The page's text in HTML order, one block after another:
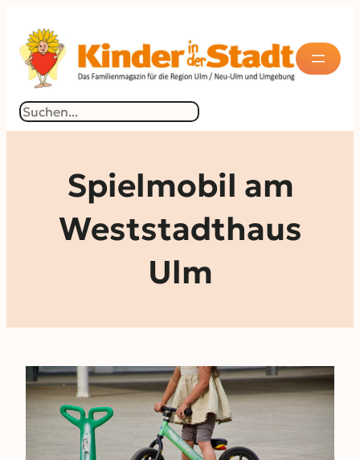
Inhalt
springen
Suchen
Spielmobil am
Weststadthaus
Ulm